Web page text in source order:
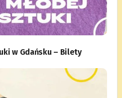
w Gdańsku – Bilety